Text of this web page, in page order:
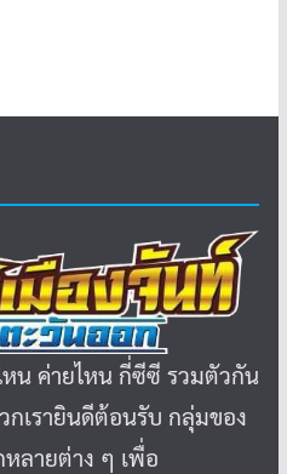
น ค่ายไหน กี่ซีซี รวมตัวกัน
เรายินดีต้อนรับ กลุ่มของ
หลายต่าง ๆ เพื่อ